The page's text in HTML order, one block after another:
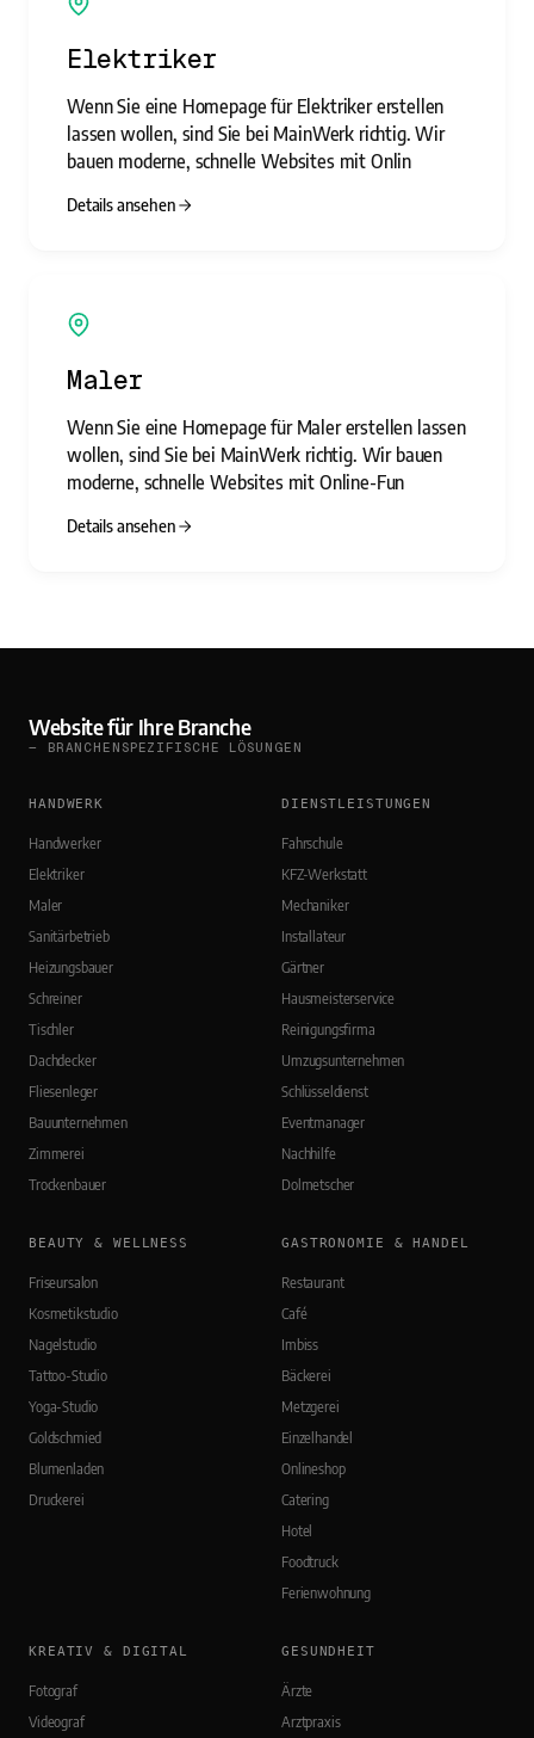
Elektriker
Wenn Sie eine Homepage für Elektriker erstellen
lassen wollen, sind Sie bei MainWerk richtig. Wir
bauen moderne, schnelle Websites mit Onlin
Details ansehen
Maler
Wenn Sie eine Homepage für Maler erstellen lassen
wollen, sind Sie bei MainWerk richtig. Wir bauen
moderne, schnelle Websites mit Online-Fun
Details ansehen
Website für Ihre Branche
— BRANCHENSPEZIFISCHE LÖSUNGEN
HANDWERK
Handwerker
Elektriker
Maler
Sanitärbetrieb
Heizungsbauer
Schreiner
Tischler
Dachdecker
Fliesenleger
Bauunternehmen
Zimmerei
Trockenbauer
DIENSTLEISTUNGEN
Fahrschule
KFZ-Werkstatt
Mechaniker
Installateur
Gärtner
Hausmeisterservice
Reinigungsfirma
Umzugsunternehmen
Schlüsseldienst
Eventmanager
Nachhilfe
Dolmetscher
BEAUTY & WELLNESS
Friseursalon
Kosmetikstudio
Nagelstudio
Tattoo-Studio
Yoga-Studio
Goldschmied
Blumenladen
Druckerei
GASTRONOMIE & HANDEL
Restaurant
Café
Imbiss
Bäckerei
Metzgerei
Einzelhandel
Onlineshop
Catering
Hotel
Foodtruck
Ferienwohnung
KREATIV & DIGITAL
Fotograf
Videograf
GESUNDHEIT
Ärzte
Arztpraxis